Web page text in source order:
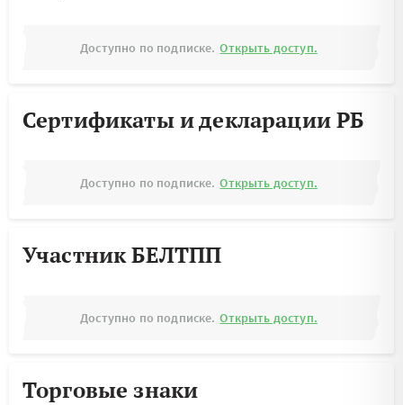
Доступно по подписке. Открыть доступ.
Сертификаты и декларации РБ
Доступно по подписке. Открыть доступ.
Участник БЕЛТПП
Доступно по подписке. Открыть доступ.
Торговые знаки